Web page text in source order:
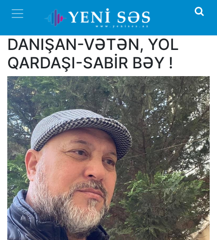
DANIŞAN-VƏTƏN, YOL
QARDAŞI-SABİR BƏY !